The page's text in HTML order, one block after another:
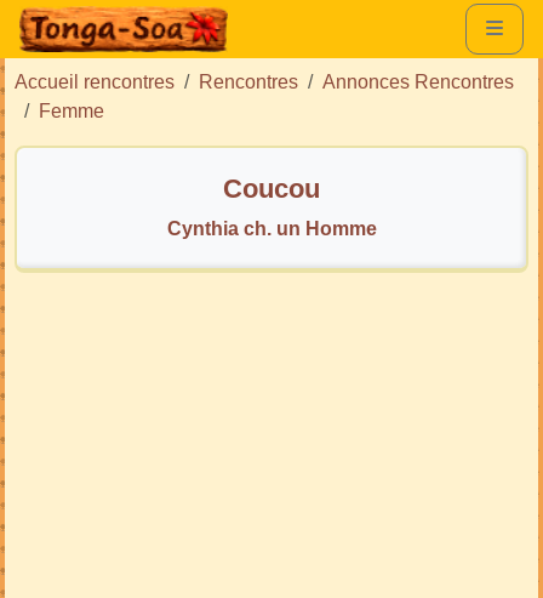
Accueil rencontres Rencontres
Annonces Rencontres
Femme
Coucou
Cynthia ch. un Homme